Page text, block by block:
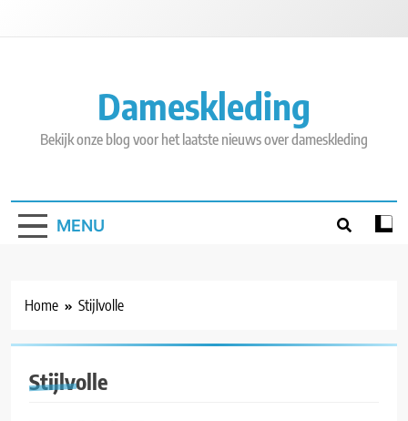
Dameskleding
Bekijk onze blog voor het laatste nieuws over dameskleding
MENU
Home Stijlvolle
Stijlvolle